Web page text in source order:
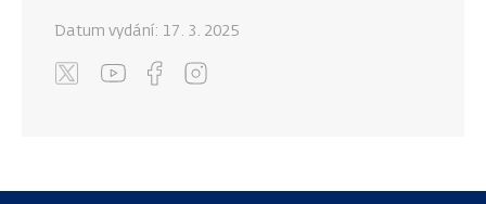
Datum vydání: 17. 3. 2025